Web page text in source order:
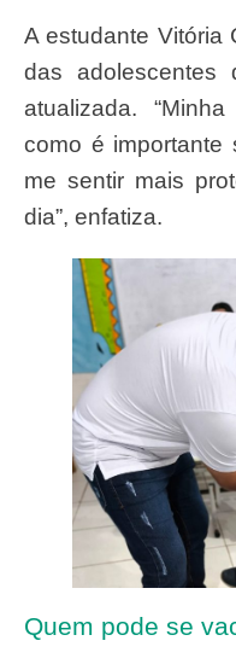
A estudante Vitória Costa, de 11 anos, é umas
das adolescentes
atualizada.
como é importante
me sentir mais
dia”, enfatiza.
Quem pode se